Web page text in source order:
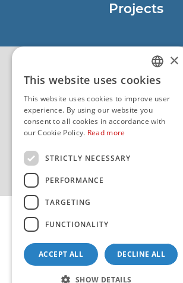
Projects
EU - Project NauTour
Quality
Copyright 2026 by HHI
CROATIAN
ENGLISH
×
This website uses cookies
This website uses cookies to improve user
experience. By using our website you
consent to all cookies in accordance with
our Cookie Policy. Read more
STRICTLY NECESSARY
PERFORMANCE
TARGETING
FUNCTIONALITY
ACCEPT ALL DECLINE ALL
SHOW DETAILS